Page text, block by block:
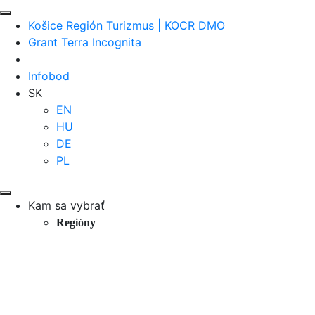
Košice Región Turizmus | KOCR DMO
Grant Terra Incognita
Infobod
SK
EN
HU
DE
PL
Kam sa vybrať
Regióny